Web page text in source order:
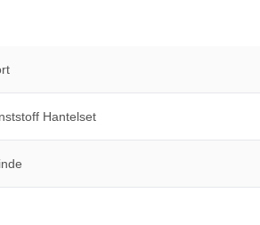
Hantelset